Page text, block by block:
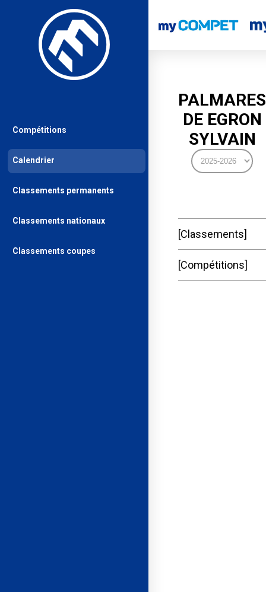
PALMARES
DE EGRON
SYLVAIN
Classements
Compétitions
Compétitions
Calendrier
Classements permanents
Classements nationaux
Classements coupes